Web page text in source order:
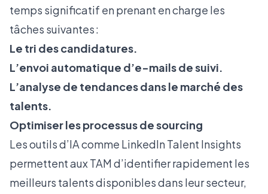
temps significatif en prenant en charge les
tâches suivantes :
Le tri des candidatures.
L’envoi automatique d’e-mails de suivi.
L’analyse de tendances dans le marché des
talents.
Optimiser les processus de sourcing
Les outils d’IA comme LinkedIn Talent Insights
permettent aux TAM d’identifier rapidement les
meilleurs talents disponibles dans leur secteur,